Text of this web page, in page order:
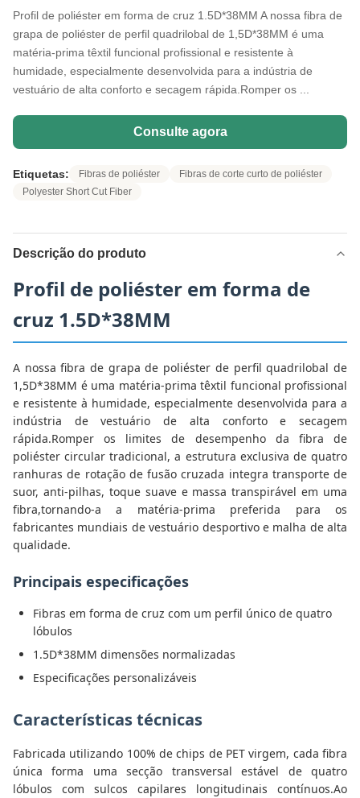
Profil de poliéster em forma de cruz 1.5D*38MM A nossa fibra de
grapa de poliéster de perfil quadrilobal de 1,5D*38MM é uma
matéria-prima têxtil funcional profissional e resistente à
humidade, especialmente desenvolvida para a indústria de
vestuário de alta conforto e secagem rápida.Romper os ...
Consulte agora
Etiquetas: Fibras de poliéster
Fibras de corte curto de poliéster
Polyester Short Cut Fiber
Descrição do produto
Profil de poliéster em forma de
cruz 1.5D*38MM
A nossa fibra de grapa de poliéster de perfil quadrilobal de
1,5D*38MM é uma matéria-prima têxtil funcional profissional
e resistente à humidade, especialmente desenvolvida para a
indústria de vestuário de alta conforto e secagem
rápida.Romper os limites de desempenho da fibra de
poliéster circular tradicional, a estrutura exclusiva de quatro
ranhuras de rotação de fusão cruzada integra transporte de
suor, anti-pilhas, toque suave e massa transpirável em uma
fibra,tornando-a a matéria-prima preferida para os
fabricantes mundiais de vestuário desportivo e malha de alta
qualidade.
Principais especificações
Fibras em forma de cruz com um perfil único de quatro
lóbulos
1.5D*38MM dimensões normalizadas
Especificações personalizáveis
Características técnicas
Fabricada utilizando 100% de chips de PET virgem, cada fibra
única forma uma secção transversal estável de quatro
lóbulos com sulcos capilares longitudinais contínuos.Ao